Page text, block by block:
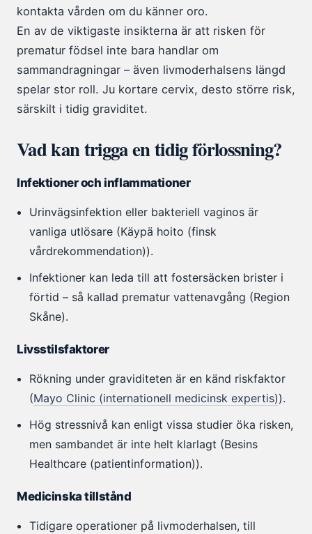
kontakta vården om du känner oro.
En av de viktigaste insikterna är att risken för
prematur födsel inte bara handlar om
sammandragningar – även livmoderhalsens längd
spelar stor roll. Ju kortare cervix, desto större risk,
särskilt i tidig graviditet.
Vad kan trigga en tidig förlossning?
Infektioner och inflammationer
Urinvägsinfektion eller bakteriell vaginos är
vanliga utlösare (Käypä hoito (finsk
vårdrekommendation)).
Infektioner kan leda till att fostersäcken brister i
förtid – så kallad prematur vattenavgång (Region
Skåne).
Livsstilsfaktorer
Rökning under graviditeten är en känd riskfaktor
(Mayo Clinic (internationell medicinsk expertis)).
Hög stressnivå kan enligt vissa studier öka risken,
men sambandet är inte helt klarlagt (Besins
Healthcare (patientinformation)).
Medicinska tillstånd
Tidigare operationer på livmoderhalsen, till